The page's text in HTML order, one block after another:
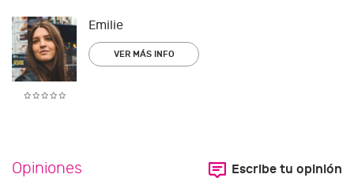
Emilie
VER MÁS INFO
Opiniones Escribe tu opinión